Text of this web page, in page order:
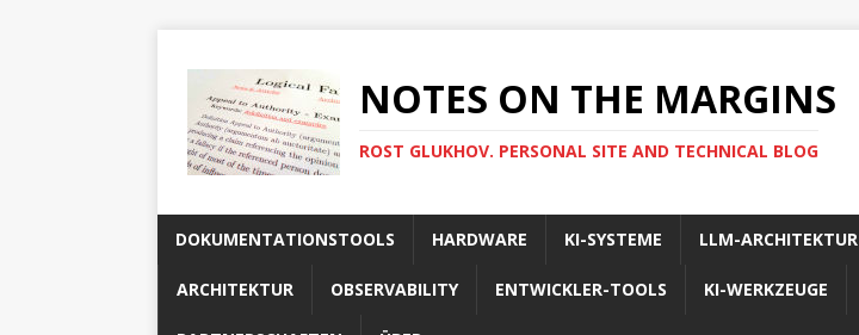
NOTES ON THE MARGINS
ROST GLUKHOV. PERSONAL SITE AND TECHNICAL BLOG
DOKUMENTATIONSTOOLS HARDWARE KI-SYSTEME LLM-ARCHITEKTUR
ARCHITEKTUR OBSERVABILITY ENTWICKLER-TOOLS KI-WERKZEUGE